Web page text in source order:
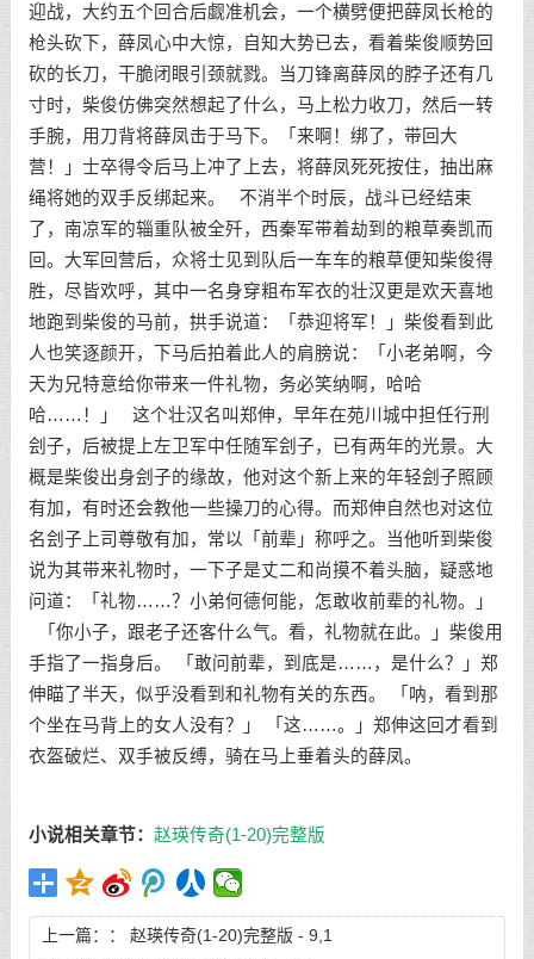
迎战，大约五个回合后觑准机会，一个横劈便把薛凤长枪的
枪头砍下，薛凤心中大惊，自知大势已去，看着柴俊顺势回
砍的长刀，干脆闭眼引颈就戮。当刀锋离薛凤的脖子还有几
寸时，柴俊仿佛突然想起了什么，马上松力收刀，然后一转
手腕，用刀背将薛凤击于马下。「来啊！绑了，带回大
营！」士卒得令后马上冲了上去，将薛凤死死按住，抽出麻
绳将她的双手反绑起来。 不消半个时辰，战斗已经结束
了，南凉军的辎重队被全歼，西秦军带着劫到的粮草奏凯而
回。大军回营后，众将士见到队后一车车的粮草便知柴俊得
胜，尽皆欢呼，其中一名身穿粗布军衣的壮汉更是欢天喜地
地跑到柴俊的马前，拱手说道：「恭迎将军！」柴俊看到此
人也笑逐颜开，下马后拍着此人的肩膀说：「小老弟啊，今
天为兄特意给你带来一件礼物，务必笑纳啊，哈哈
哈……！」 这个壮汉名叫郑伸，早年在苑川城中担任行刑
刽子，后被提上左卫军中任随军刽子，已有两年的光景。大
概是柴俊出身刽子的缘故，他对这个新上来的年轻刽子照顾
有加，有时还会教他一些操刀的心得。而郑伸自然也对这位
名刽子上司尊敬有加，常以「前辈」称呼之。当他听到柴俊
说为其带来礼物时，一下子是丈二和尚摸不着头脑，疑惑地
问道：「礼物……？小弟何德何能，怎敢收前辈的礼物。」
「你小子，跟老子还客什么气。看，礼物就在此。」柴俊用
手指了一指身后。 「敢问前辈，到底是……，是什么？」郑
伸瞄了半天，似乎没看到和礼物有关的东西。 「呐，看到那
个坐在马背上的女人没有？」 「这……。」郑伸这回才看到
衣盔破烂、双手被反缚，骑在马上垂着头的薛凤。
小说相关章节： 赵瑛传奇(1-20)完整版
上一篇：： 赵瑛传奇(1-20)完整版 - 9,1